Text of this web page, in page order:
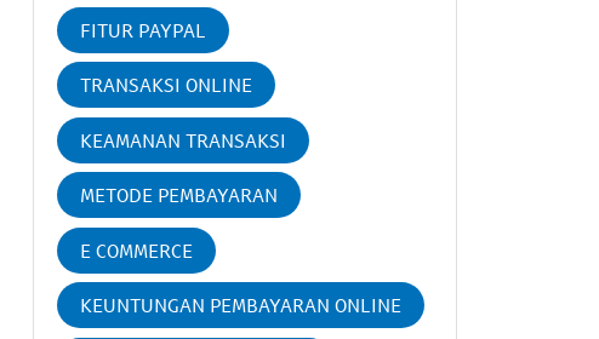
FITUR PAYPAL
TRANSAKSI ONLINE
KEAMANAN TRANSAKSI
METODE PEMBAYARAN
E COMMERCE
KEUNTUNGAN PEMBAYARAN ONLINE